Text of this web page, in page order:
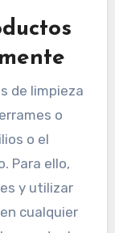
de limpieza
o
o el
Para ello,
y utilizar
cualquier